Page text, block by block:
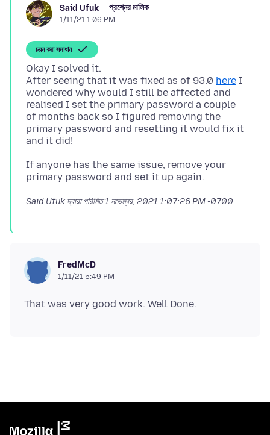
Said Ufuk প্রশ্নের মালিক
1/11/21 1:06 PM
চয়ন করা সমাধান
Okay I solved it.
After seeing that it was fixed as of 93.0 here I
wondered why would I still be affected and
realised I set the primary password a couple
of months back so I figured removing the
primary password and resetting it would fix it
If anyone has the same issue, remove your
Said Ufuk দ্বারা পরিমিত1 নভেম্বর, 2021 1:07:26 PM -0700
FredMcD
1/11/21 5:49 PM